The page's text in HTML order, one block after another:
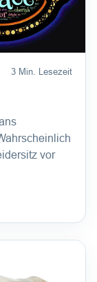
3 Min. Lesezeit
vor